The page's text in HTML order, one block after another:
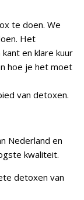
te doen. We
Het
en klare kuur
hoe je het moet
van detoxen.
Nederland en
kwaliteit.
detoxen van